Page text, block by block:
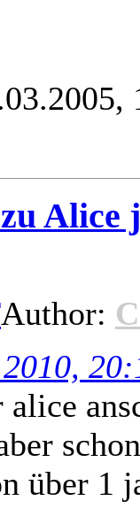
Author:
über 1